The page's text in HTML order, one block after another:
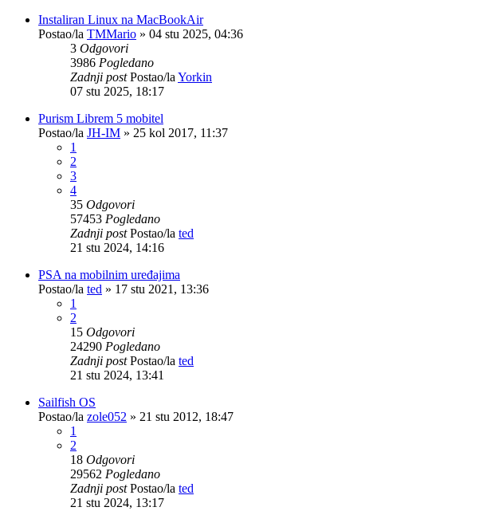
Instaliran Linux na MacBookAir
Postao/la TMMario » 04 stu 2025, 04:36
3 Odgovori
3986 Pogledano
Zadnji postPostao/la Yorkin
07 stu 2025, 18:17
Purism Librem 5 mobitel
Postao/la JH-IM » 25 kol 2017, 11:37
1
2
3
4
35 Odgovori
57453 Pogledano
Zadnji postPostao/la ted
21 stu 2024, 14:16
PSA na mobilnim uređajima
Postao/la ted » 17 stu 2021, 13:36
1
2
15 Odgovori
24290 Pogledano
Zadnji postPostao/la ted
21 stu 2024, 13:41
Sailfish OS
Postao/la zole052 » 21 stu 2012, 18:47
1
2
18 Odgovori
29562 Pogledano
Zadnji postPostao/la ted
21 stu 2024, 13:17